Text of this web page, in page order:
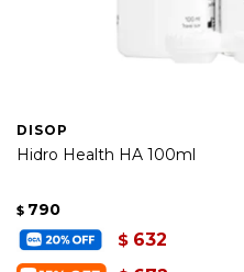
DISOP
Hidro Health HA 100ml
$ 790
$ 632